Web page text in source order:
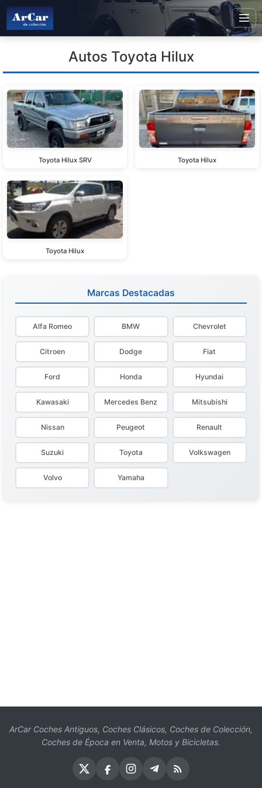
Autos Toyota Hilux
Toyota Hilux SRV Toyota Hilux
Toyota Hilux
Marcas Destacadas
Alfa Romeo BMW Chevrolet
Citroen Dodge Fiat
Ford Honda Hyundai
Kawasaki Mercedes Benz Mitsubishi
Nissan Peugeot Renault
Suzuki Toyota Volkswagen
Volvo Yamaha
ArCar Coches Antiguos, Coches Clásicos, Coches de Colección,
Coches de Época en Venta, Motos y Bicicletas.